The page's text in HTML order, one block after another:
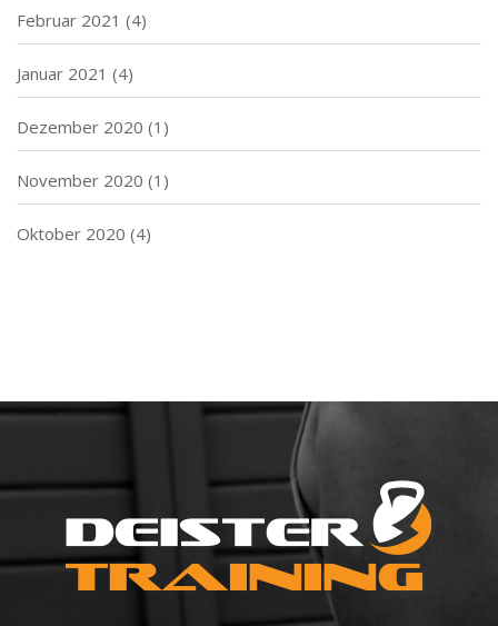
Februar 2021 (4)
Januar 2021 (4)
Dezember 2020 (1)
November 2020 (1)
Oktober 2020 (4)